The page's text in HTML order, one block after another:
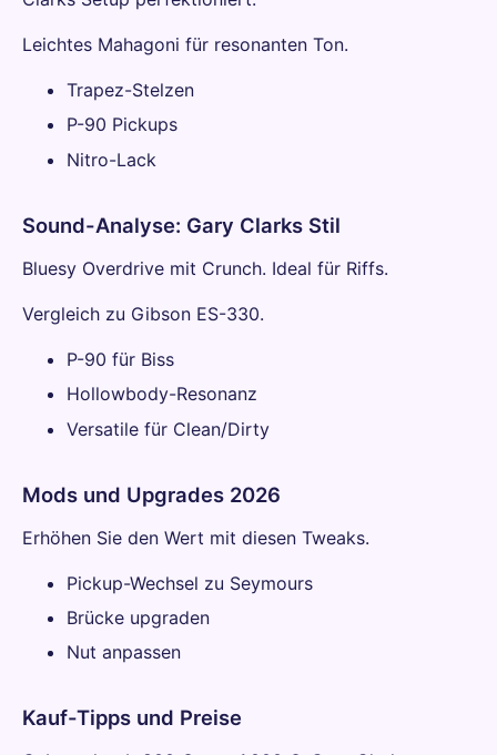
Leichtes Mahagoni für resonanten Ton.
Trapez-Stelzen
P-90 Pickups
Nitro-Lack
Sound-Analyse: Gary Clarks Stil
Bluesy Overdrive mit Crunch. Ideal für Riffs.
Vergleich zu Gibson ES-330.
P-90 für Biss
Hollowbody-Resonanz
Versatile für Clean/Dirty
Mods und Upgrades 2026
Erhöhen Sie den Wert mit diesen Tweaks.
Pickup-Wechsel zu Seymours
Brücke upgraden
Nut anpassen
Kauf-Tipps und Preise